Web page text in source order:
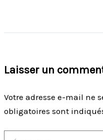
Laisser un
Votre adresse e-mail ne
obligatoires sont